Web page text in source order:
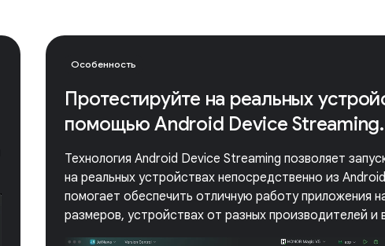
Особенность
Протестируйте на реальных
помощью Android Device Streaming.
Технология Android Device Streaming позволяет
на реальных устройствах непосредственно из
помогает обеспечить отличную работу приложения
размеров, устройствах от разных производителей и